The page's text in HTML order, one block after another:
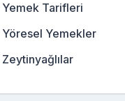
Yemek Tarifleri
Yöresel Yemekler
Zeytinyağlılar